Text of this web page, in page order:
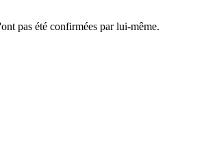
pas été confirmées par lui-même.